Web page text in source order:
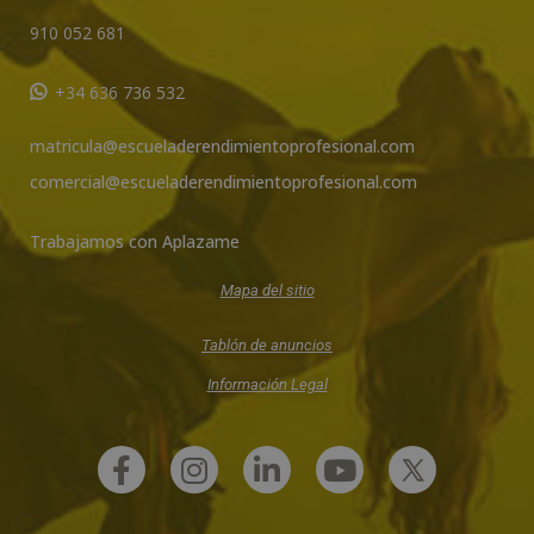
910 052 681
+34 636 736 532
matricula@escueladerendimientoprofesional.com
comercial@escueladerendimientoprofesional.com
Trabajamos con Aplazame
Mapa del sitio
Tablón de anuncios
Información Legal